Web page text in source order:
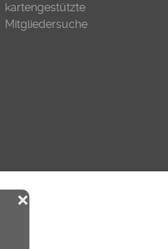
❌
kartengestützte
Mitgliedersuche